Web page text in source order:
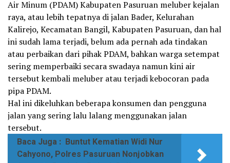
Air Minum (PDAM) Kabupaten Pasuruan meluber kejalan
raya, atau lebih tepatnya di jalan Bader, Kelurahan
Kalirejo, Kecamatan Bangil, Kabupaten Pasuruan, dan hal
ini sudah lama terjadi, belum ada pernah ada tindakan
atau perbaikan dari pihak PDAM, bahkan warga setempat
sering memperbaiki secara swadaya namun kini air
tersebut kembali meluber atau terjadi kebocoran pada
pipa PDAM.
Hal ini dikeluhkan beberapa konsumen dan pengguna
jalan yang sering lalu lalang menggunakan jalan
tersebut.
Baca Juga : Buntut Kematian Widi Nur
Cahyono, Polres Pasuruan Nonjobkan